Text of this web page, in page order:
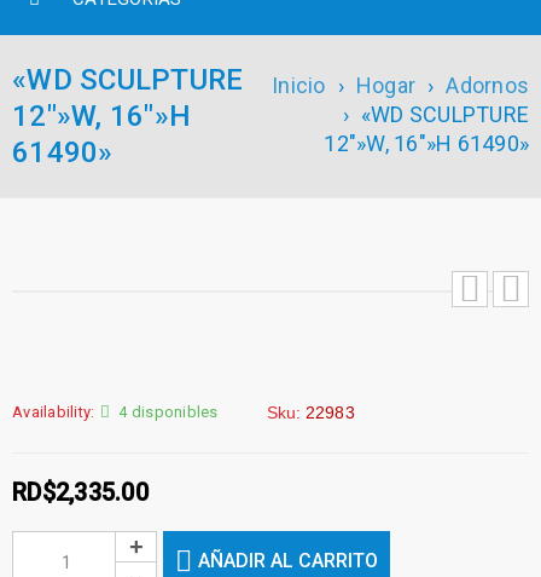
«WD SCULPTURE
12″»W, 16″»H
61490»
Inicio › Hogar › Adornos
› «WD SCULPTURE
12″»W, 16″»H 61490»
Availability: 4 disponibles Sku: 22983
RD$2,335.00
AÑADIR AL CARRITO